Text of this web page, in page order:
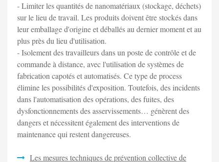
- Limiter les quantités de nanomatériaux (stockage, déchets)
sur le lieu de travail. Les produits doivent être stockés dans
leur emballage d'origine et déballés au dernier moment et au
plus près du lieu d'utilisation.
- Isolement des travailleurs dans un poste de contrôle et de
commande à distance, avec l'utilisation de systèmes de
fabrication capotés et automatisés. Ce type de process
élimine les possibilités d'exposition. Toutefois, des incidents
dans l'automatisation des opérations, des fuites, des
dysfonctionnements des asservissements… génèrent des
dangers et nécessitent également des interventions de
maintenance qui restent dangereuses.
Les mesures techniques de prévention collective de